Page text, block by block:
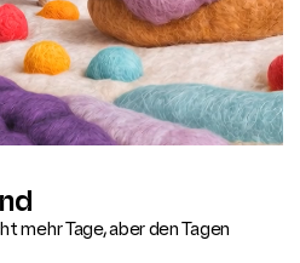
mehr Tage, aber den Tagen